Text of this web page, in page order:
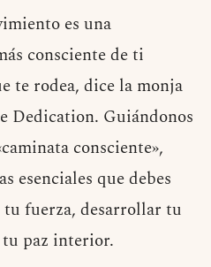
es una
consciente de ti
te rodea, dice la monja
Dedication. Guiándonos
consciente»,
esenciales que debes
fuerza, desarrollar tu
paz interior.